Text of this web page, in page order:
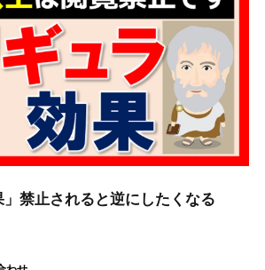
」禁止されると逆にしたくなる